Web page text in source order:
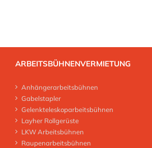
ARBEITSBÜHNENVERMIETUNG
Anhängerarbeitsbühnen
Gabelstapler
Gelenkteleskoparbeitsbühnen
Layher Rollgerüste
LKW Arbeitsbühnen
Raupenarbeitsbühnen